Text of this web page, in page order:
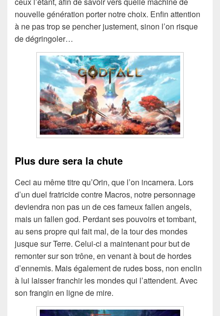
nouvelle génération porter notre choix. Enfin attention
à ne pas trop se pencher justement, sinon l’on risque
de dégringoler…
Plus dure sera la chute
Ceci au même titre qu’Orin, que l’on incarnera. Lors
d’un duel fratricide contre Macros, notre personnage
deviendra non pas un de ces fameux fallen angels,
mais un fallen god. Perdant ses pouvoirs et tombant,
au sens propre qui fait mal, de la tour des mondes
jusque sur Terre. Celui-ci a maintenant pour but de
remonter sur son trône, en venant à bout de hordes
d’ennemis. Mais également de rudes boss, non enclin
à lui laisser franchir les mondes qui l’attendent. Avec
son frangin en ligne de mire.